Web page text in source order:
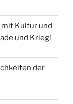
mit Kultur und
und Krieg!
der